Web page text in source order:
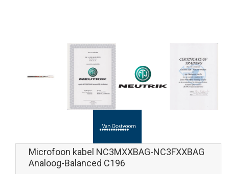
Microfoon kabel NC3MXXBAG-NC3FXXBAG
Analoog-Balanced C196